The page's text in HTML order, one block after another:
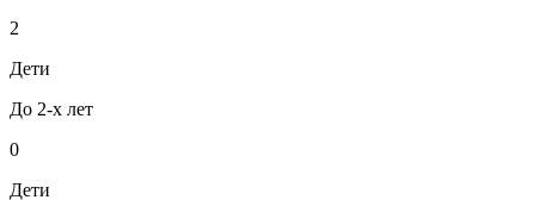
2
Дети
До 2-х лет
0
Дети